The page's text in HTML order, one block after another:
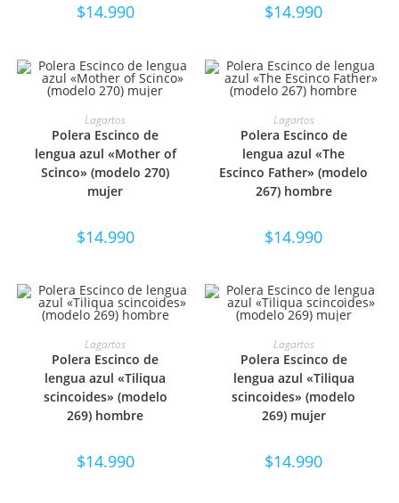
$14.990 $14.990
SELECCIONAR OPCIONES
Lagartos
Polera Escinco de
lengua azul «Mother of
Scinco» (modelo 270)
mujer
$14.990
SELECCIONAR OPCIONES
Lagartos
Polera Escinco de
lengua azul «The
Escinco Father» (modelo
267) hombre
$14.990
SELECCIONAR OPCIONES
Lagartos
Polera Escinco de
lengua azul «Tiliqua
scincoides» (modelo
269) hombre
$14.990
SELECCIONAR OPCIONES
Lagartos
Polera Escinco de
lengua azul «Tiliqua
scincoides» (modelo
269) mujer
$14.990